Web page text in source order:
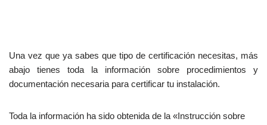
Una vez que ya sabes que tipo de certificación necesitas, más
abajo tienes toda la información sobre procedimientos y
documentación necesaria para certificar tu instalación.
Toda la información ha sido obtenida de la «Instrucción sobre